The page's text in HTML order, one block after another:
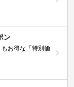
ン
お得な「特別価